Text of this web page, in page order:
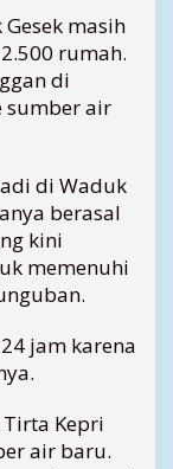
masih
rumah.
di
sumber air
di Waduk
berasal
kini
memenuhi
jam karena
Kepri
air baru.